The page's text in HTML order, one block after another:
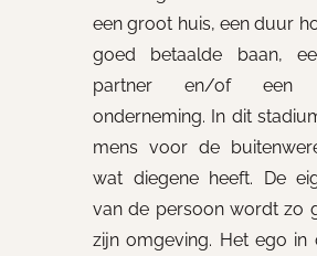
een groot huis, een duur
goed betaalde baan,
partner en/of een
onderneming. In dit
mens voor de
wat diegene heeft. De
van de persoon wordt zo
zijn omgeving. Het ego in